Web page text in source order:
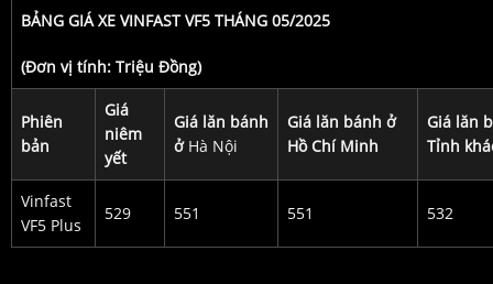
BẢNG GIÁ XE VINFAST VF5 THÁNG 05/2025
(Đơn vị tính: Triệu Đồng)
Phiên
bản
Giá
niêm
yết
Giá lăn bánh
ở Hà Nội
Giá lăn bánh ở
Hồ Chí Minh
Giá lăn
Tỉnh
Vinfast
VF5 Plus
529 551 551 532